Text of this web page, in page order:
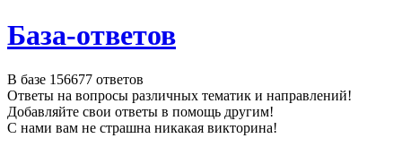
База-ответов
В базе 156677 ответов
Ответы на вопросы различных тематик и направлений!
Добавляйте свои ответы в помощь другим!
С нами вам не страшна никакая викторина!